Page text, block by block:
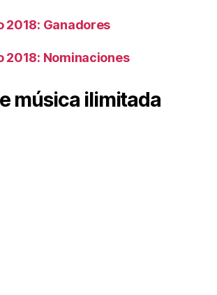
2018: Ganadores
2018: Nominaciones
música ilimitada